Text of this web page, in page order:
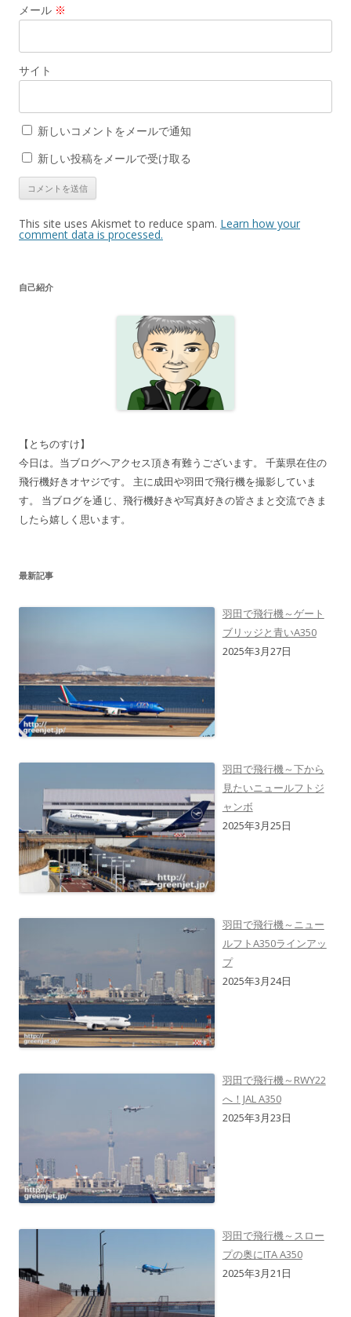
メール ※
サイト
新しいコメントをメールで通知
新しい投稿をメールで受け取る
This site uses Akismet to reduce spam. Learn how your
comment data is processed.
自己紹介
【とちのすけ】
今日は。当ブログへアクセス頂き有難うございます。 千葉県在住の
飛行機好きオヤジです。 主に成田や羽田で飛行機を撮影していま
す。 当ブログを通じ、飛行機好きや写真好きの皆さまと交流できま
したら嬉しく思います。
最新記事
羽田で飛行機～ゲート
ブリッジと青いA350
2025年3月27日
羽田で飛行機～下から
見たいニュールフトジ
ャンボ
2025年3月25日
羽田で飛行機～ニュー
ルフトA350ラインアッ
プ
2025年3月24日
羽田で飛行機～RWY22
へ！JAL A350
2025年3月23日
羽田で飛行機～スロー
プの奥にITA A350
2025年3月21日